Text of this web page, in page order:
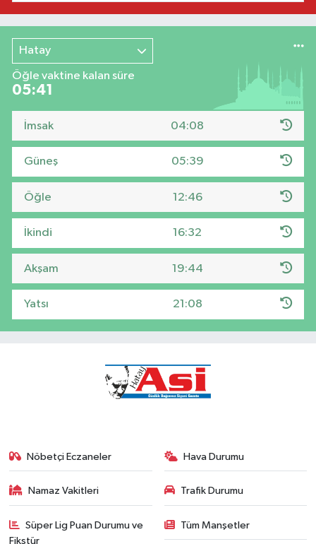
Hatay
Öğle vaktine kalan süre
05:41
İmsak 04:08
Güneş 05:39
Öğle 12:46
İkindi 16:32
Akşam 19:44
Yatsı 21:08
Nöbetçi Eczaneler Hava Durumu
Namaz Vakitleri Trafik Durumu
Süper Lig Puan Durumu ve
Fikstür
Tüm Manşetler